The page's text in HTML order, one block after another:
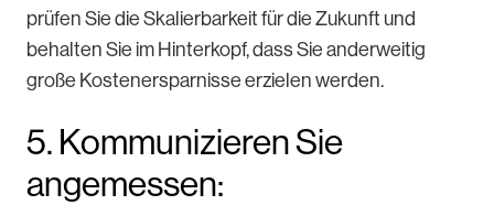
prüfen Sie die Skalierbarkeit für die Zukunft und
behalten Sie im Hinterkopf, dass Sie anderweitig
große Kostenersparnisse erzielen werden.
5. Kommunizieren Sie
angemessen: